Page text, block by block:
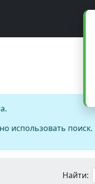
использовать поиск.
Найти: